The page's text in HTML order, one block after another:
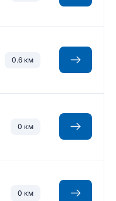
0.6 км
0 км
0 км